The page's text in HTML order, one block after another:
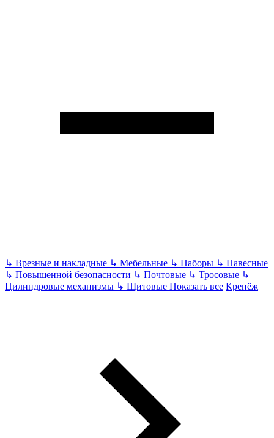
↳ Врезные и накладные ↳ Мебельные ↳ Наборы ↳ Навесные
↳ Повышенной безопасности ↳ Почтовые ↳ Тросовые ↳
Цилиндровые механизмы ↳ Щитовые Показать все Крепёж